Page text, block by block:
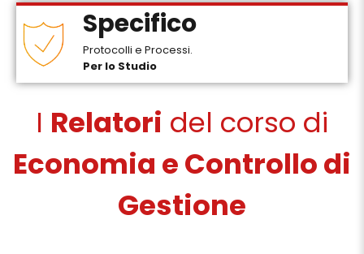
Specifico
Protocolli e Processi.
Per lo Studio
I Relatori del corso di
Economia e Controllo di
Gestione